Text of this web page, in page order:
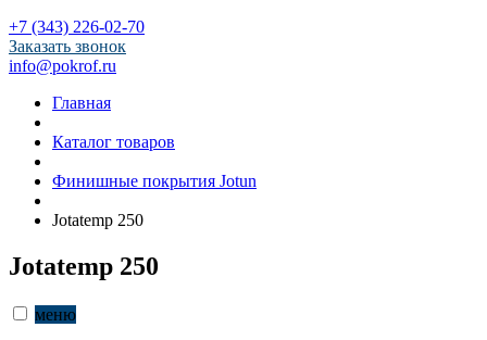
+7 (343) 226-02-70
Заказать звонок
info@pokrof.ru
Главная
Каталог товаров
Финишные покрытия Jotun
Jotatemp 250
Jotatemp 250
меню